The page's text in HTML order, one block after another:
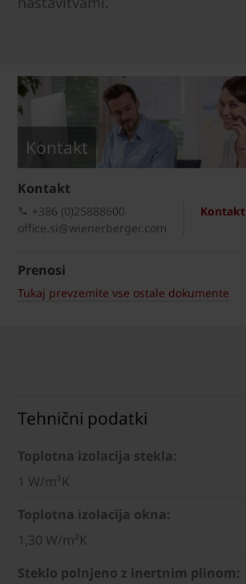
Kontakt
Kontakt
Kontakt
+386 (0)25888600
office.si@wienerberger.com
Prenosi
Tukaj prevzemite vse ostale dokumente
Tehnični podatki
Toplotna izolacija stekla:
1 W/m²K
Toplotna izolacija okna:
1,30 W/m²K
Steklo polnjeno z inertnim plinom: